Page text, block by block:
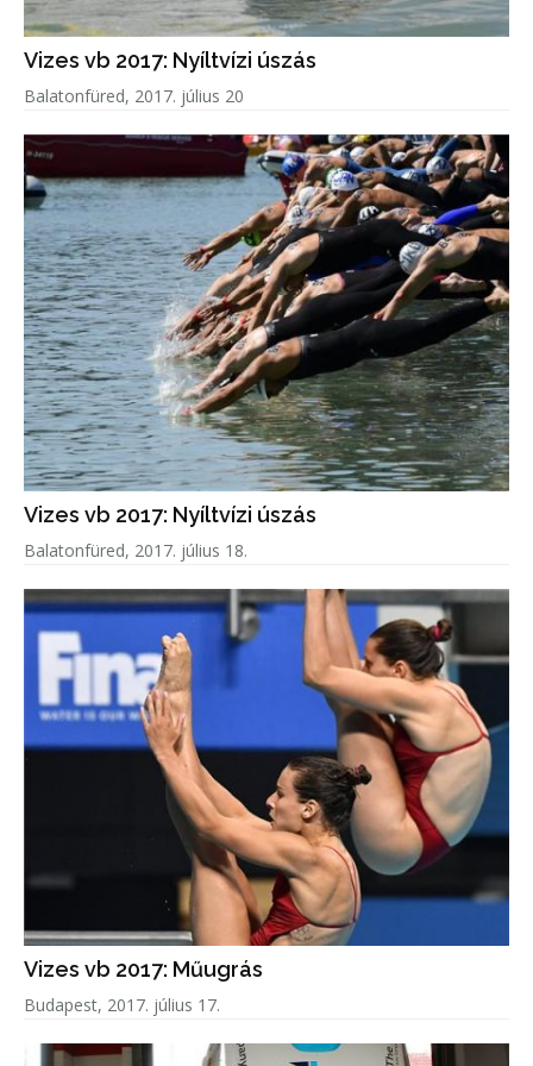
Vizes vb 2017: Nyíltvízi úszás
Balatonfüred, 2017. július 20
Vizes vb 2017: Nyíltvízi úszás
Balatonfüred, 2017. július 18.
Vizes vb 2017: Műugrás
Budapest, 2017. július 17.